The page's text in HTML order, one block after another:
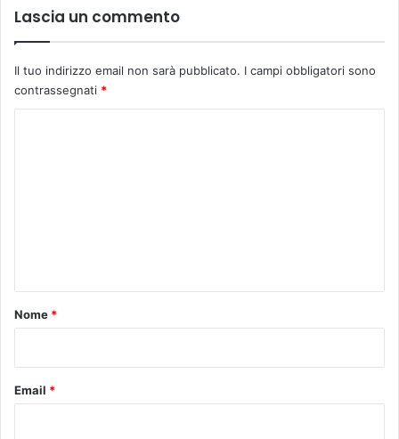
Lascia un commento
Il tuo indirizzo email non sarà pubblicato. I campi obbligatori sono
contrassegnati *
o
Nome *
Email *